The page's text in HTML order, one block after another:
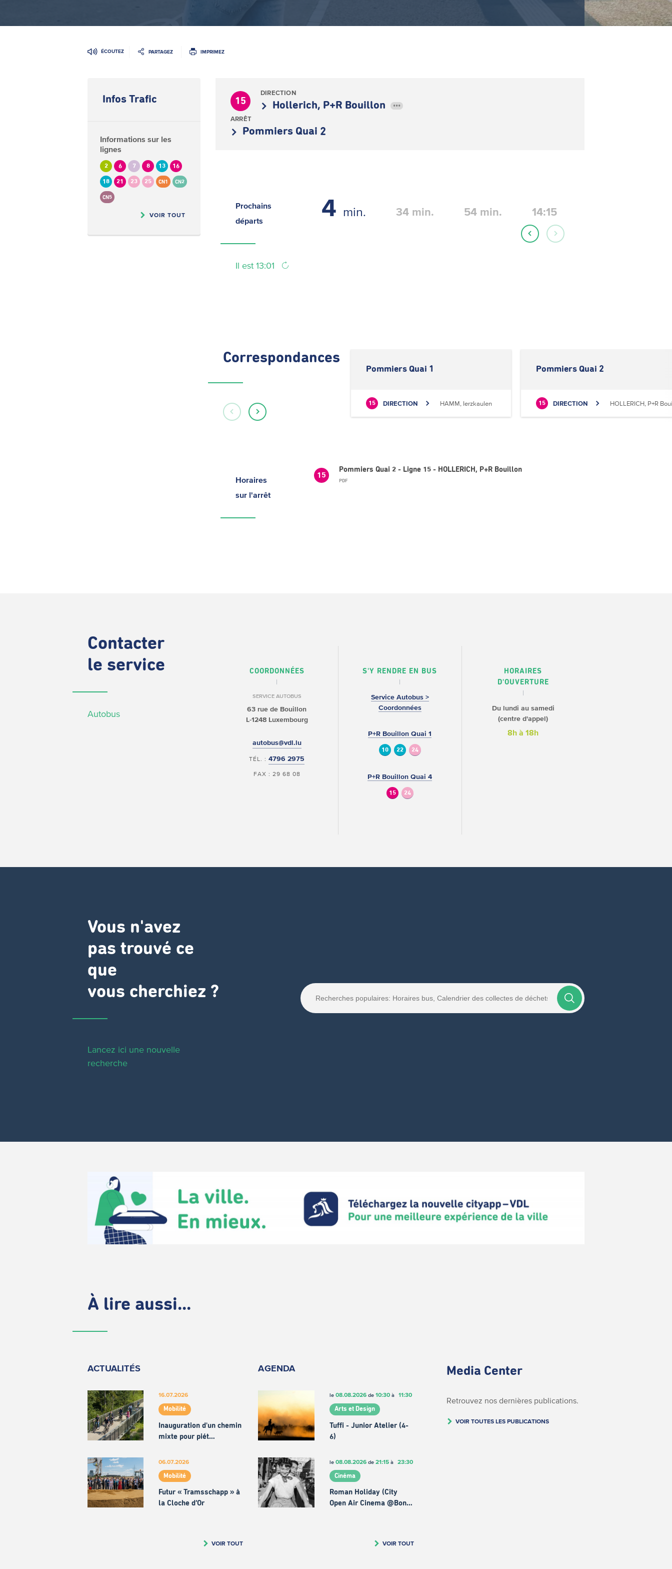
ÉCOUTEZ PARTAGEZ IMPRIMEZ
Infos Trafic
Informations sur les
lignes
2 6 7 8 13 16
18 21 23 25 CN1 CN2
CN5
VOIR TOUT
15
DIRECTION
Hollerich, P+R Bouillon •••
ARRÊT
Pommiers Quai 2
Prochains
départs
Il est 13:01
14 min. 34 min. 54 min. 14:15
Correspondances
Pommiers Quai 1
15 DIRECTION HAMM, Ierzkaulen
Pommiers Quai 2
15 DIRECTION HOLLERICH, P+R
Horaires
sur l'arrêt
15
Pommiers Quai 2 - Ligne 15 - HOLLERICH, P+R Bouillon
PDF
Contacter
le service
Autobus
COORDONNÉES
SERVICE AUTOBUS
63 rue de Bouillon
L-1248 Luxembourg
autobus@vdl.lu
TÉL. :4796 2975
FAX : 29 68 08
S'Y RENDRE EN BUS
Service Autobus >
Coordonnées
P+R Bouillon Quai 1
10 22 24
P+R Bouillon Quai 4
15 24
HORAIRES
D'OUVERTURE
Du lundi au samedi
(centre d'appel)
8h à 18h
Vous n'avez
pas trouvé ce
que
vous cherchiez ?
Lancez ici une nouvelle
recherche
À lire aussi...
ACTUALITÉS
16.07.2026
Mobilité
Inauguration d'un chemin
mixte pour piét…
06.07.2026
Mobilité
Futur « Tramsschapp » à
la Cloche d’Or
VOIR TOUT
AGENDA
le 08.08.2026de 10:30à 11:30
Arts et Design
Tuffi - Junior Atelier (4-
6)
le 08.08.2026de 21:15à 23:30
Cinéma
Roman Holiday (City
Open Air Cinema @Bon…
VOIR TOUT
Media Center
Retrouvez nos dernières publications.
VOIR TOUTES LES PUBLICATIONS